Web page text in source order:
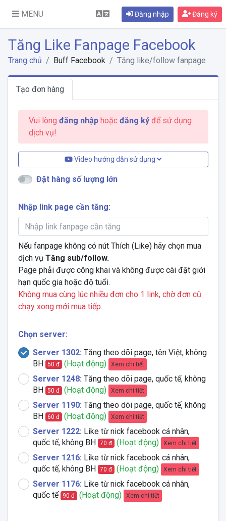
MENU Đăng nhập Đăng ký
Tăng Like Fanpage Facebook
Trang chủ Buff Facebook Tăng like/follow fanpage
Tạo đơn hàng
Vui lòng đăng nhậphoặc đăng kýđể sử dụng
dịch vụ!
Video hướng dẫn sử dụng
Đặt hàng số lượng lớn
Nhập link page cần tăng:
Nếu fanpage không có nút Thích (Like) hãy chọn mua
dịch vụ Tăng sub/follow.
Page phải được công khai và không được cài đặt giới
hạn quốc gia hoặc độ tuổi.
Không mua cùng lúc nhiều đơn cho 1 link, chờ đơn cũ
chạy xong mới mua tiếp.
Chọn server:
Server 1302: Tăng theo dõi page, tên Việt, không
BH
50 đ (Hoạt động) Xem chi tiết
Server 1248: Tăng theo dõi page, quốc tế, không
BH
50 đ (Hoạt động) Xem chi tiết
Server 1190: Tăng theo dõi page, quốc tế, không
BH
60 đ (Hoạt động) Xem chi tiết
Server 1222: Like từ nick facebook cá nhân,
quốc tế, không BH
70 đ (Hoạt động) Xem chi tiết
Server 1216: Like từ nick facebook cá nhân,
quốc tế, không BH
70 đ (Hoạt động) Xem chi tiết
Server 1176: Like từ nick facebook cá nhân,
quốc tế 90 đ (Hoạt động) Xem chi tiết